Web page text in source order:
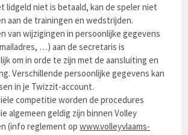
lidgeld niet is betaald, kan de speler niet
aan de trainingen en wedstrijden.
van wijzigingen in persoonlijke gegevens
…) aan de secretaris is
om in orde te zijn met de aansluiting en
Verschillende persoonlijke gegevens kan
in je Twizzit-account.
competitie worden de procedures
algemeen geldig zijn binnen Volley
(info reglement opwww.volleyvlaams-